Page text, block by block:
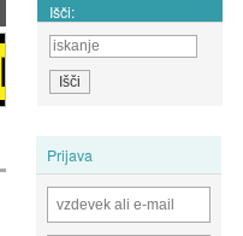
Išči:
Prijava